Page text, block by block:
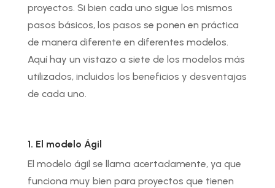
proyectos. Si bien cada uno sigue los mismos
pasos básicos, los pasos se ponen en práctica
de manera diferente en diferentes modelos.
Aquí hay un vistazo a siete de los modelos más
utilizados, incluidos los beneficios y desventajas
de cada uno.
1. El modelo Ágil
El modelo ágil se llama acertadamente, ya que
funciona muy bien para proyectos que tienen